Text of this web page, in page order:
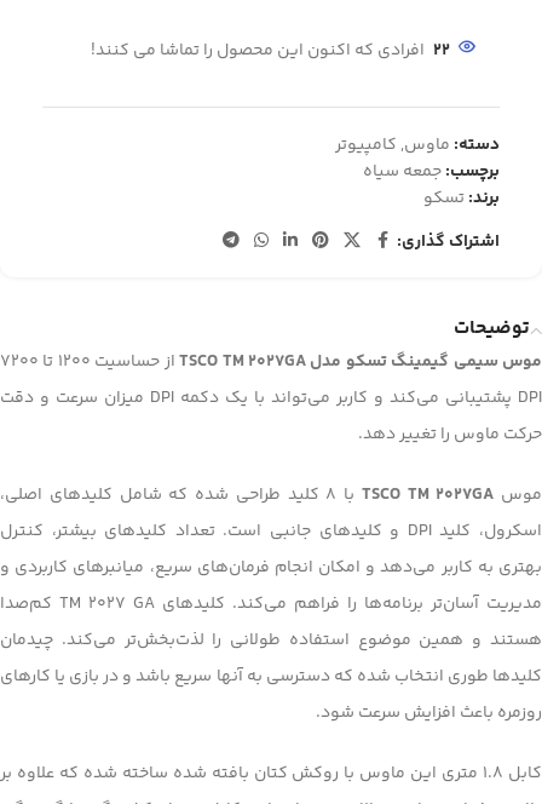
22 افرادی که اکنون این محصول را تماشا می کنند!
دسته: ماوس, کامپیوتر
برچسب:جمعه سیاه
برند:تسکو
اشتراک گذاری:
توضیحات
موس سیمی گیمینگ تسکو مدل TSCO TM 2027GA
از حساسیت 1200 تا 7200
DPI پشتیبانی می‌کند و کاربر می‌تواند با یک دکمه DPI میزان سرعت و دقت
حرکت ماوس را تغییر دهد.
موس
با 8 کلید طراحی شده که شامل کلیدهای اصلی،
اسکرول، کلید DPI و کلیدهای جانبی است. تعداد کلیدهای بیشتر، کنترل
بهتری به کاربر می‌دهد و امکان انجام فرمان‌های سریع، میانبرهای کاربردی و
مدیریت آسان‌تر برنامه‌ها را فراهم می‌کند. کلیدهای TM 2027 GA کم‌صدا
هستند و همین موضوع استفاده طولانی را لذت‌بخش‌تر می‌کند. چیدمان
کلیدها طوری انتخاب شده که دسترسی به آنها سریع باشد و در بازی یا کارهای
روزمره باعث افزایش سرعت شود.
کابل 1.8 متری این ماوس با روکش کتان بافته شده ساخته شده که علاوه بر